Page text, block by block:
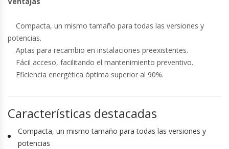
Compacta, un mismo tamaño para todas las versiones y
potencias.
Aptas para recambio en instalaciones preexistentes.
Fácil acceso, facilitando el mantenimiento preventivo.
Eficiencia energética óptima superior al 90%.
Características destacadas
Compacta, un mismo tamaño para todas las versiones y
potencias